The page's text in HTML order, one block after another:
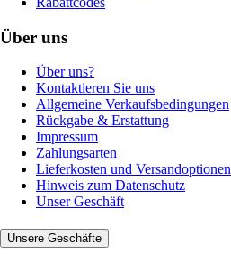
Über uns
Über uns?
Kontaktieren Sie uns
Allgemeine Verkaufsbedingungen
Rückgabe & Erstattung
Impressum
Zahlungsarten
Lieferkosten und Versandoptionen
Hinweis zum Datenschutz
Unser Geschäft
Unsere Geschäfte